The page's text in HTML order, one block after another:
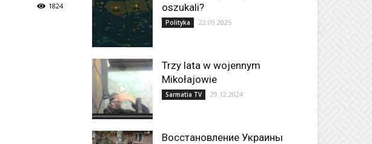
1824
oszukali?
Polityka 22.09.2025
Trzy lata w wojennym
Mikołajowie
Sarmatia TV 29.12.2024
Восстановление Украины